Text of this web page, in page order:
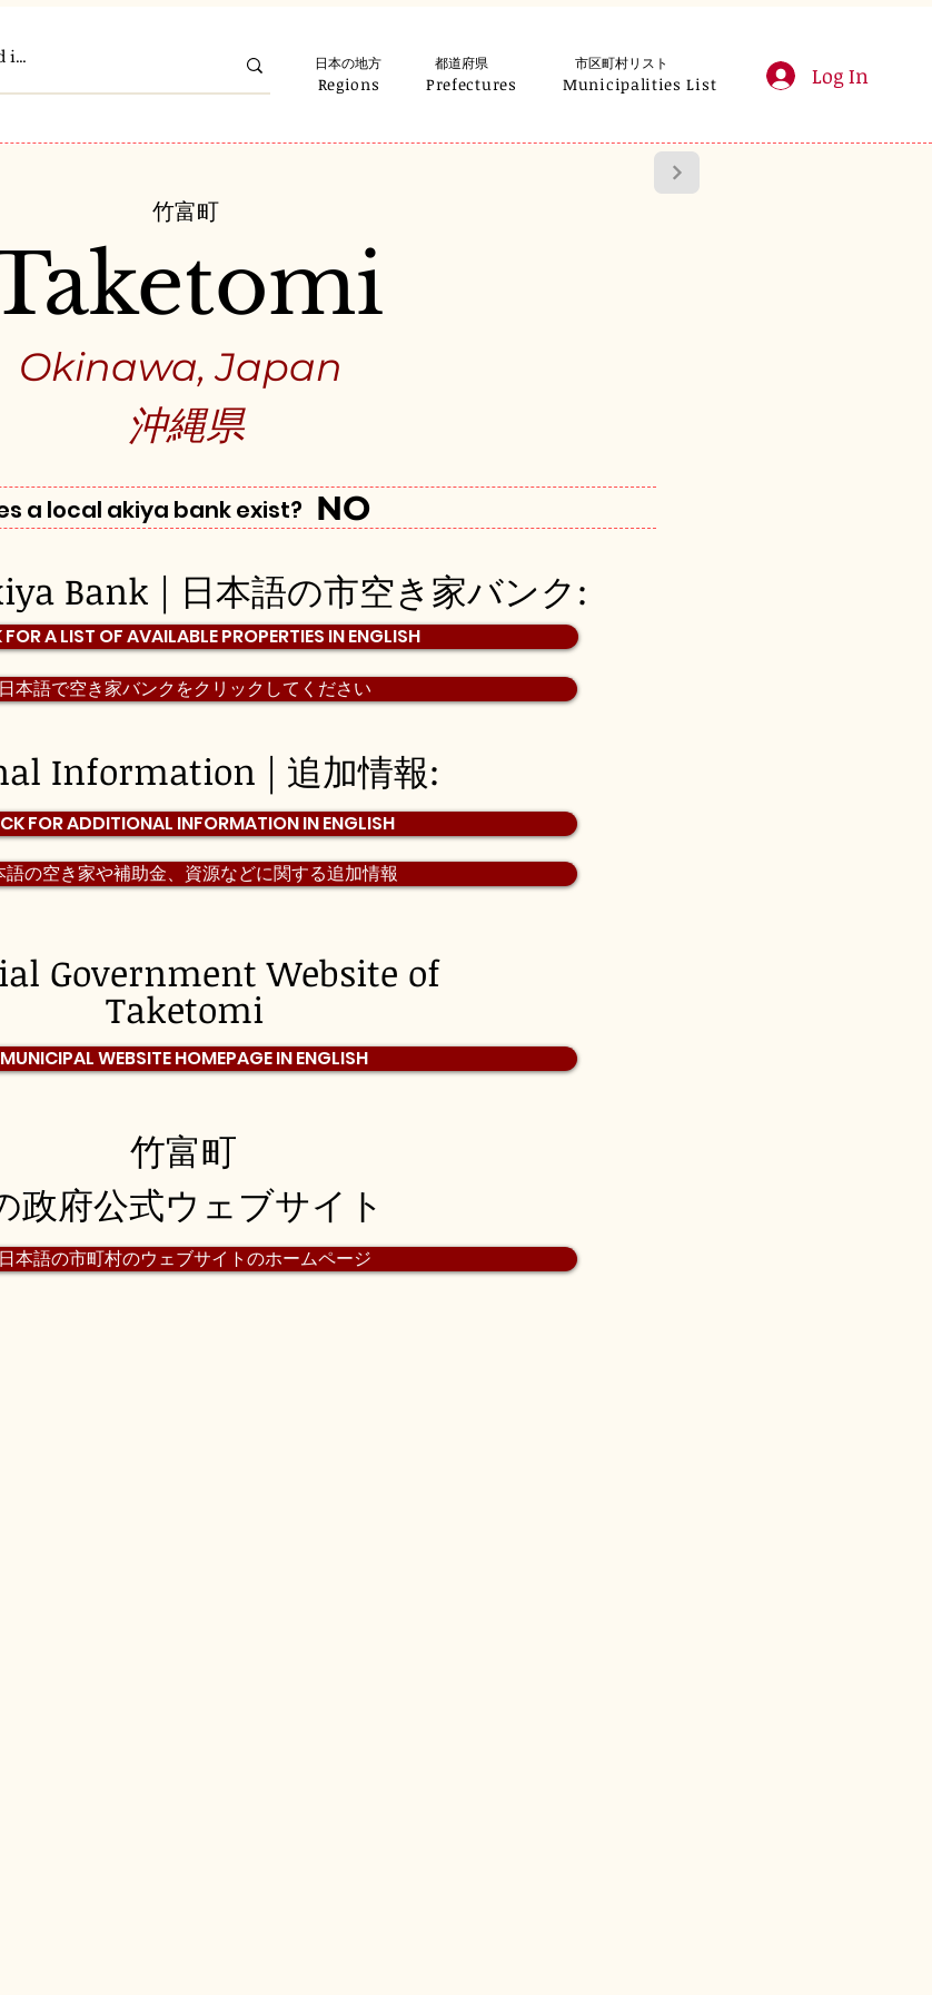
Regions Prefectures Municipalities List Log In
日本の地方 都道府県 市区町村リスト
竹富町
Government Website of
FOR ADDITIONAL INFORMATION IN ENGLISH
A LIST OF AVAILABLE PROPERTIES IN ENGLISH
Okinawa, Japan
Information | 追加情報:
Bank | 日本語の市空き家バンク:
a local akiya bank exist?
日本語で空き家バンクをクリックしてください
語の空き家や補助金、資源などに関する追加情報
沖縄県
Taketomi
NO
MUNICIPAL WEBSITE HOMEPAGE IN ENGLISH
竹富町
日本語の市町村のウェブサイトのホームページ
政府公式ウェブサイト